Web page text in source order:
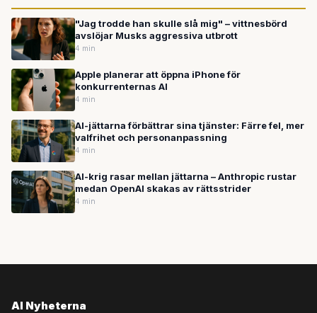
"Jag trodde han skulle slå mig" – vittnesbörd
avslöjar Musks aggressiva utbrott
4 min
Apple planerar att öppna iPhone för
konkurrenternas AI
4 min
AI-jättarna förbättrar sina tjänster: Färre fel, mer
valfrihet och personanpassning
4 min
AI-krig rasar mellan jättarna – Anthropic rustar
medan OpenAI skakas av rättsstrider
4 min
AI Nyheterna